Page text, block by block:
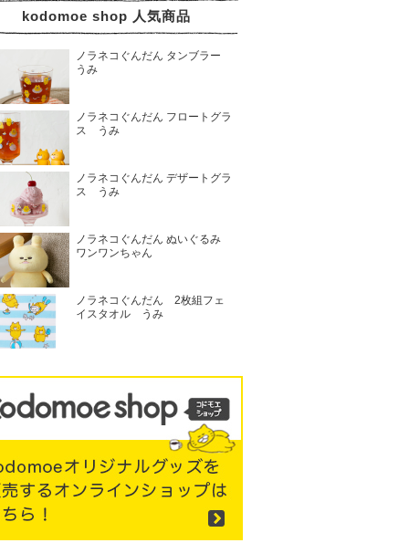
kodomoe shop 人気商品
ノラネコぐんだん タンブラー
うみ
ノラネコぐんだん フロートグラ
ス うみ
ノラネコぐんだん デザートグラ
ス うみ
ノラネコぐんだん ぬいぐるみ
ワンワンちゃん
ノラネコぐんだん 2枚組フェ
イスタオル うみ